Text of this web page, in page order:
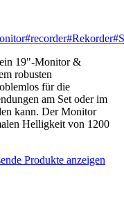
#recorder#Rekorder
19"-Monitor &
robusten
für die
am Set oder im
kann. Der Monitor
Helligkeit von 1200
Produkte anzeigen